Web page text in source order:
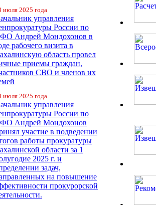
июля 2025 года
управления
России по
Андрей Мондохонов в
рабочего визита в
область провел
приемы граждан,
СВО и членов их
июля 2025 года
управления
России по
Андрей Мондохонов
участие в подведении
работы прокуратуры
области за 1
2025 г. и
задач,
на повышение
прокурорской